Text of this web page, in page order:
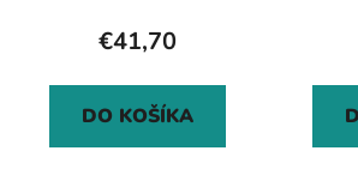
€41,70
DO KOŠÍKA